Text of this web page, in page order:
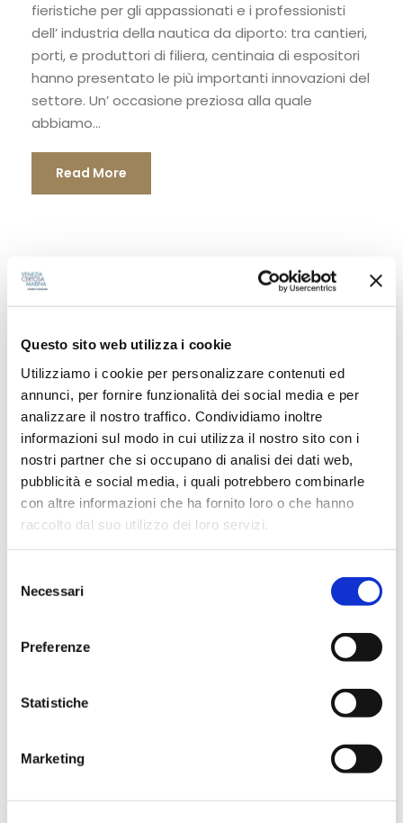
Questo sito web utilizza i cookie
Utilizziamo i cookie per personalizzare contenuti ed
annunci, per fornire funzionalità dei social media e per
analizzare il nostro traffico. Condividiamo inoltre
informazioni sul modo in cui utilizza il nostro sito con i
nostri partner che si occupano di analisi dei dati web,
pubblicità e social media, i quali potrebbero combinarle
con altre informazioni che ha fornito loro o che hanno
raccolto dal suo utilizzo dei loro servizi.
Necessari
Preferenze
Statistiche
Marketing
fieristiche per gli appassionati e i professionisti
dell’ industria della nautica da diporto: tra cantieri,
porti, e produttori di filiera, centinaia di espositori
hanno presentato le più importanti innovazioni del
settore. Un’ occasione preziosa alla quale
abbiamo...
Read More
CATEGORIE
Attività
Eventi
News
RICERCA